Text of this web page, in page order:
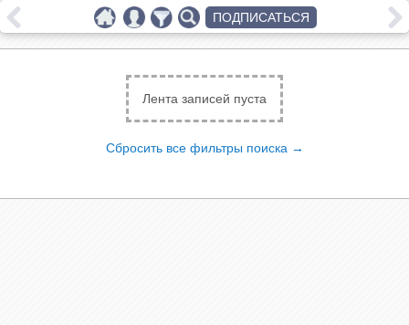
Лента записей пуста
Сбросить все фильтры поиска →
ПОДПИСАТЬСЯ